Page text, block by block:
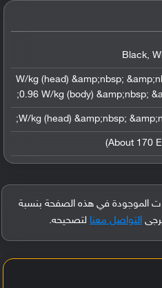
Black,
0.16 W/kg (head) &amp;nbsp;
0.96 W/kg (body) &amp;nbsp;
الموجودة في هذه الصفحة بنسبة
التواصل معنا لتصحيحه.